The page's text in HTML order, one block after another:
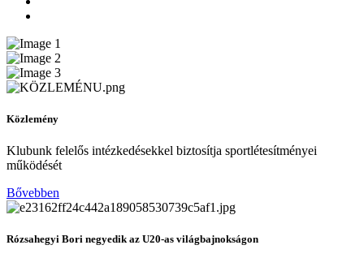
Közlemény
Klubunk felelős intézkedésekkel biztosítja sportlétesítményei
működését
Bővebben
Rózsahegyi Bori negyedik az U20-as világbajnokságon